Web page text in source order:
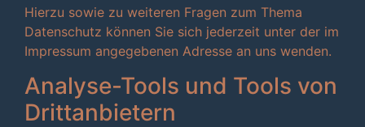
Hierzu sowie zu weiteren Fragen zum Thema
Datenschutz können Sie sich jederzeit unter der im
Impressum angegebenen Adresse an uns wenden.
Analyse-Tools und Tools von
Dritt­anbietern